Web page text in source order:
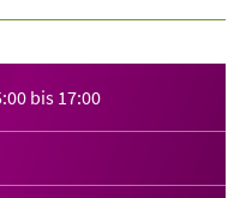
bis 17:00